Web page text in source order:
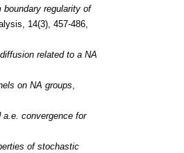
boundary regularity of
14(3), 457-486,
related to a NA
on NA groups,
a.e. convergence for
of stochastic